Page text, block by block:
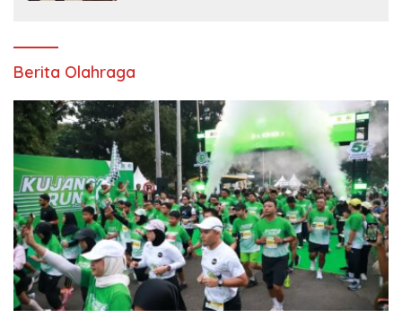
Berita Olahraga